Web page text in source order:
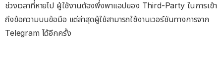
ช่วงเวลาที่หายไป ผู้ใช้งานต้องพึ่งพาแอปของ Third-Party ในการเข้า
ถึงข้อความบนข้อมือ แต่ล่าสุดผู้ใช้สามารถใช้งานเวอร์ชันทางการจาก
Telegram ได้อีกครั้ง